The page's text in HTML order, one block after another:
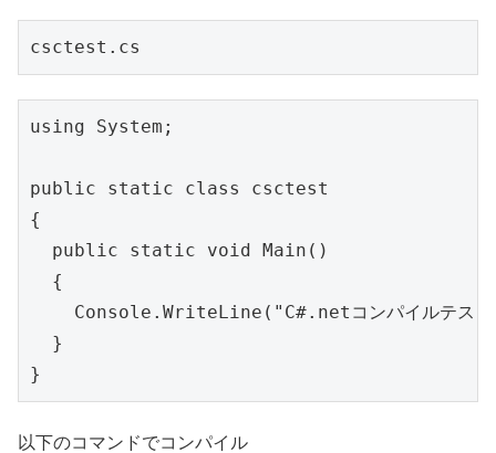
csctest.cs
using System;
public static class csctest
{
  public static void Main()
  {
Console.WriteLine("C#.netコンパイルテス
  }
}
以下のコマンドでコンパイル